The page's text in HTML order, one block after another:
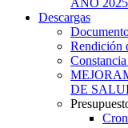
AÑO 2025
Descargas
Rendición
DE